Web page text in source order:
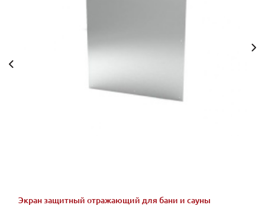
Экран защитный отражающий для бани и сауны